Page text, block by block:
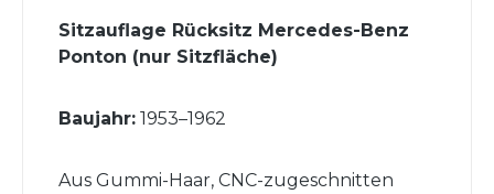
Sitzauflage Rücksitz Mercedes-Benz
Ponton (nur Sitzfläche)
Baujahr: 1953–1962
Aus Gummi-Haar, CNC-zugeschnitten